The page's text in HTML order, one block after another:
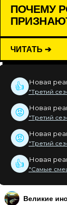
ПОЧЕМУ
ЧИТАТЬ ➔
👍 Новая
"Третий
😡 Новая
"Третий
😡 Новая
"Третий
👍 Новая
"Самые
Великие